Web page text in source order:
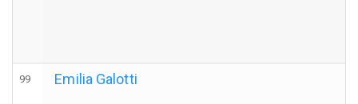
99 Emilia Galotti